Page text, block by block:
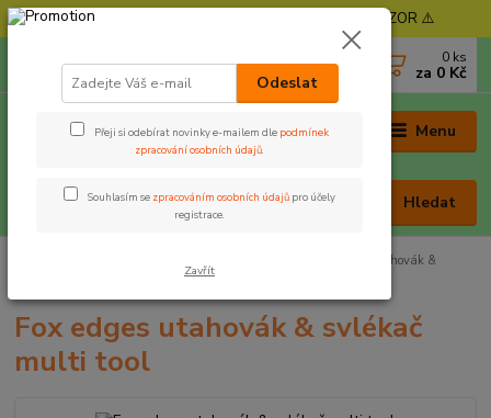
⚠️ POZOR - Objednávky expedujeme od 11. 8. - POZOR ⚠️
Menu
Hledat
0 ks
za 0 Kč
Fox edges utahovák &
Fox edges utahovák & svlékač
multi tool
Odeslat
Přeji si odebírat novinky e-mailem dle podmínek
zpracování osobních údajů.
Souhlasím se zpracováním osobních údajů pro účely
registrace.
Zavřít